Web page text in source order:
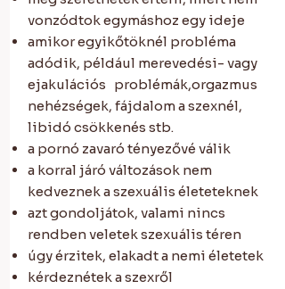
vonzódtok egymáshoz egy ideje
amikor egyikőtöknél probléma
adódik, például merevedési- vagy
ejakulációs problémák,orgazmus
nehézségek, fájdalom a szexnél,
libidó csökkenés stb.
a pornó zavaró tényezővé válik
a korral járó változások nem
kedveznek a szexuális életeteknek
azt gondoljátok, valami nincs
rendben veletek szexuális téren
úgy érzitek, elakadt a nemi életetek
kérdeznétek a szexről